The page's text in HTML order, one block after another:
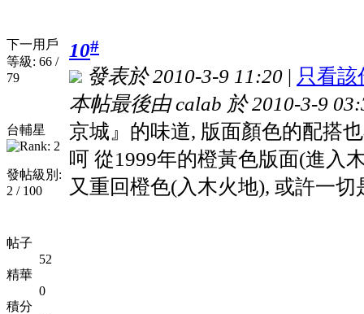
下一用戶
等級: 66 /
79
台輔星
發帖級別:
2 / 100
帖子
52
精華
0
積分
10#
發表於 2010-3-9 11:20 | 只看該
本帖最後由 calab 於 2010-3-9
京城』的味道, 版面顏色的配搭
呵 從1999年的橙黃色版面(進入
又重回橙色(入木火地), 或許一